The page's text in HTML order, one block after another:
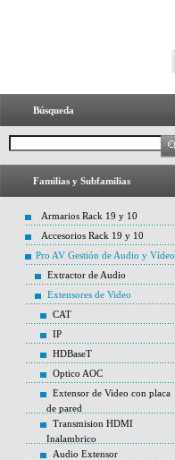
Búsqueda
Familias y Subfamilias
Armarios Rack 19 y 10
Accesorios Rack 19 y 10
Pro AV Gestión de Audio y Vídeo
Extractor de Audio
Extensores de Video
CAT
IP
HDBaseT
Optico AOC
Extensor de Video con placa
de pared
Transmision HDMI
Inalambrico
Audio Extensor